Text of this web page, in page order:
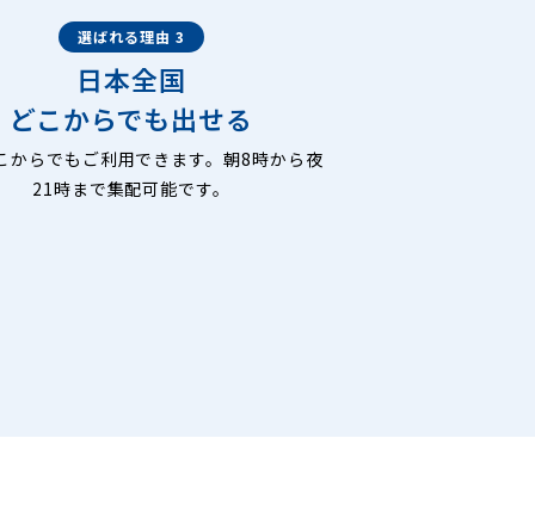
選ばれる理由 3
日本全国
どこからでも出せる
からでもご利用できます。朝8時から夜
21時まで集配可能です。